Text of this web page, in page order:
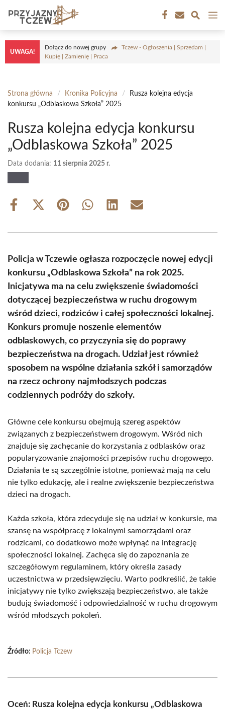
treści
UWAGA!
Dołącz do nowej grupy
Tczew - Ogłoszenia | Sprzedam |
Kupię | Zamienię | Praca
Strona główna / Kronika Policyjna /
Rusza kolejna edycja
konkursu „Odblaskowa Szkoła” 2025
Rusza kolejna edycja konkursu
„Odblaskowa Szkoła” 2025
Data dodania: 11 sierpnia 2025 r.
Share
Share
(Twitter)
Share Share Share Share
Policja w Tczewie ogłasza rozpoczęcie nowej edycji
konkursu „Odblaskowa Szkoła” na rok 2025.
Inicjatywa ma na celu zwiększenie świadomości
dotyczącej bezpieczeństwa w ruchu drogowym
wśród dzieci, rodziców i całej społeczności lokalnej.
Konkurs promuje noszenie elementów
odblaskowych, co przyczynia się do poprawy
bezpieczeństwa na drogach. Udział jest również
sposobem na wspólne działania szkół i samorządów
na rzecz ochrony najmłodszych podczas
codziennych podróży do szkoły.
Główne cele konkursu obejmują szereg aspektów
związanych z bezpieczeństwem drogowym. Wśród nich
znajduje się zachęcanie do korzystania z odblasków oraz
popularyzowanie znajomości przepisów ruchu drogowego.
Działania te są szczególnie istotne, ponieważ mają na celu
nie tylko edukację, ale i realne zwiększenie bezpieczeństwa
dzieci na drogach.
Każda szkoła, która zdecyduje się na udział w konkursie, ma
szansę na współpracę z lokalnymi samorządami oraz
rodzicami, co dodatkowo może wpłynąć na integrację
społeczności lokalnej. Zachęca się do zapoznania ze
szczegółowym regulaminem, który określa zasady
uczestnictwa w przedsięwzięciu. Warto podkreślić, że takie
inicjatywy nie tylko zwiększają bezpieczeństwo, ale także
budują świadomość i odpowiedzialność w ruchu drogowym
wśród młodszych pokoleń.
Źródło: Policja Tczew
Oceń: Rusza kolejna edycja konkursu „Odblaskowa